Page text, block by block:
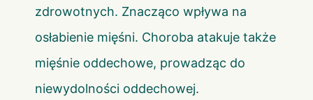
zdrowotnych. Znacząco wpływa na
osłabienie mięśni. Choroba atakuje także
mięśnie oddechowe, prowadząc do
niewydolności oddechowej.